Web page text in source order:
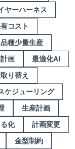
ヤーハーネス
コスト
種少量生産
画
最適化AI
り替え
ケジューリング
生産計画
化
計画変更
金型制約